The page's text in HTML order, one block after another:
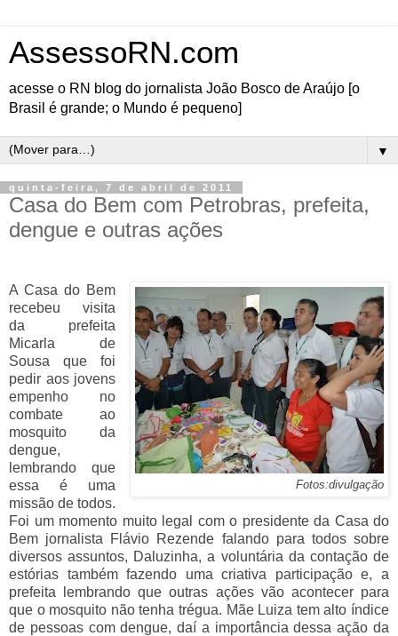
AssessoRN.com
acesse o RN blog do jornalista João Bosco de Araújo [o
Brasil é grande; o Mundo é pequeno]
▼
quinta-feira, 7 de abril de 2011
Casa do Bem com Petrobras, prefeita,
dengue e outras ações
Fotos:divulgação
A Casa do Bem
recebeu visita
da prefeita
Micarla de
Sousa que foi
pedir aos jovens
empenho no
combate ao
mosquito da
dengue,
lembrando que
essa é uma
missão de todos.
Foi um momento muito legal com o presidente da Casa do
Bem jornalista Flávio Rezende falando para todos sobre
diversos assuntos, Daluzinha, a voluntária da contação de
estórias também fazendo uma criativa participação e, a
prefeita lembrando que outras ações vão acontecer para
que o mosquito não tenha trégua. Mãe Luiza tem alto índice
de pessoas com dengue, daí a importância dessa ação da